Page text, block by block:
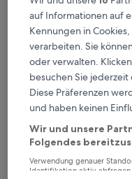
Bewertungen)
Best Western
auf Informationen auf
Kennungen in
verarbeiten. Sie
oder verwalten.
besuchen Sie
Diese Präferenzen
und haben keinen
Wir und unsere
Folgendes
Verwendung genauer
Identifikation aktiv